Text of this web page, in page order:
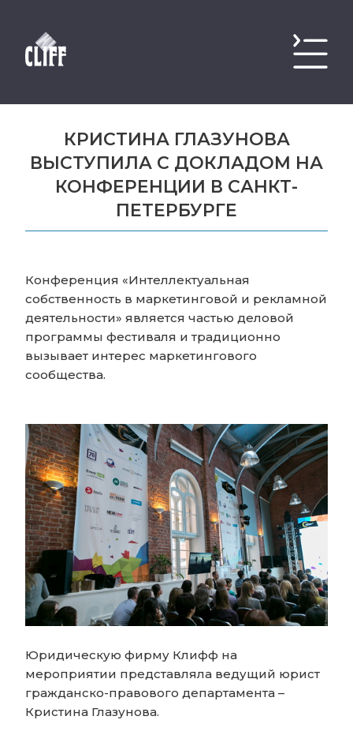
КРИСТИНА ГЛАЗУНОВА
ВЫСТУПИЛА С ДОКЛАДОМ НА
КОНФЕРЕНЦИИ В САНКТ-
ПЕТЕРБУРГЕ
Конференция «Интеллектуальная
собственность в маркетинговой и рекламной
деятельности» является частью деловой
программы фестиваля и традиционно
вызывает интерес маркетингового
сообщества.
Юридическую фирму Клифф на
мероприятии представляла ведущий юрист
гражданско-правового департамента –
Кристина Глазунова.